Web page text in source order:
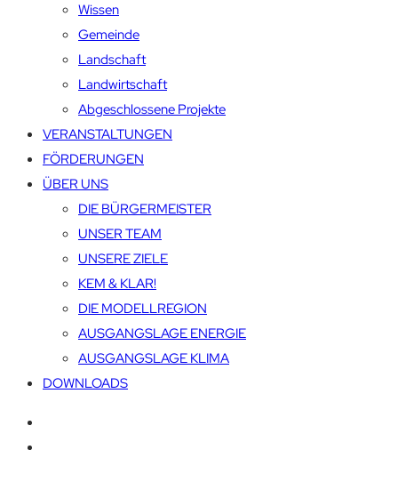
Wissen
Gemeinde
Landschaft
Landwirtschaft
Abgeschlossene Projekte
VERANSTALTUNGEN
FÖRDERUNGEN
ÜBER UNS
DIE BÜRGERMEISTER
UNSER TEAM
UNSERE ZIELE
KEM & KLAR!
DIE MODELLREGION
AUSGANGSLAGE ENERGIE
AUSGANGSLAGE KLIMA
DOWNLOADS